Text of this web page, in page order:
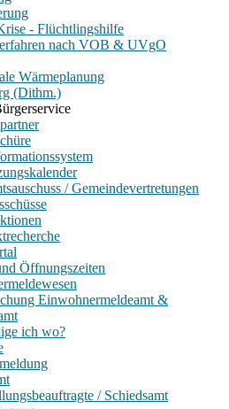
- Flüchtlingshilfe
nach VOB & UVgO
Wärmeplanung
(Dithm.)
/ Gemeindevertretungen
Öffnungszeiten
Einwohnermeldeamt &
ich wo?
/ Schiedsamt